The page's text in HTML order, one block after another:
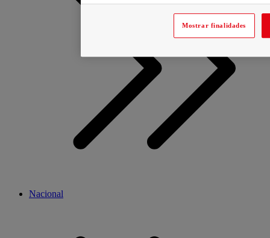
Nacional
Mostrar finalidades